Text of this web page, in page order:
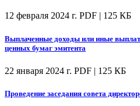
12 февраля 2024 г. PDF | 125 КБ
Выплаченные доходы или иные
ценных бумаг эмитента
22 января 2024 г. PDF | 125 КБ
Проведение заседания совета